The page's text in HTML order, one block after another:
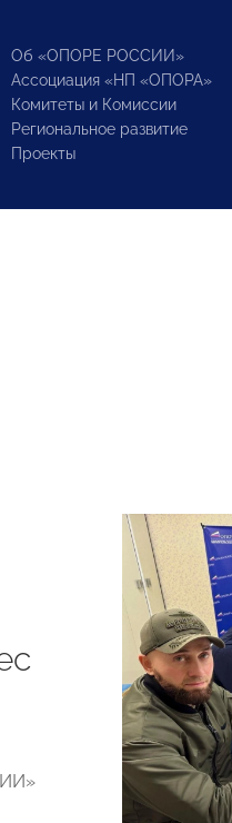
Об «ОПОРЕ РОССИИ»
Ассоциация «НП «ОПОРА»
Комитеты и Комиссии
Региональное развитие
Проекты